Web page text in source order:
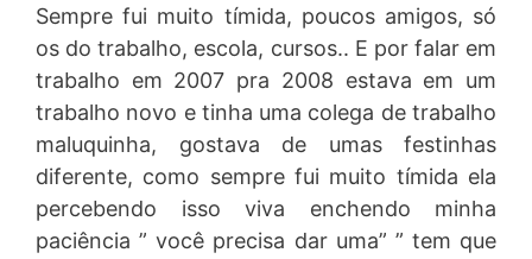
Sempre fui muito tímida, poucos amigos, só
os do trabalho, escola, cursos.. E por falar em
trabalho em 2007 pra 2008 estava em um
trabalho novo e tinha uma colega de trabalho
maluquinha, gostava de umas festinhas
diferente, como sempre fui muito tímida ela
percebendo isso viva enchendo minha
paciência ” você precisa dar uma” ” tem que